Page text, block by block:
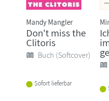
Mandy Mangler
Don't miss the
Clitoris
Buch (Softcover)
Sofort lieferbar